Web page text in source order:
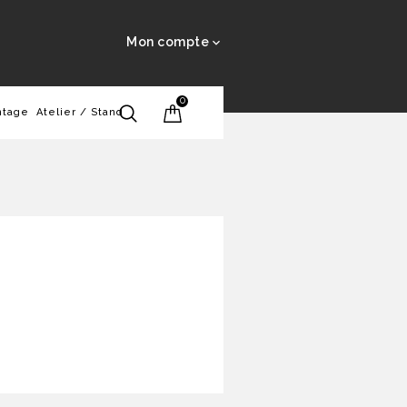
Mon compte 
Atelier / Stand
0